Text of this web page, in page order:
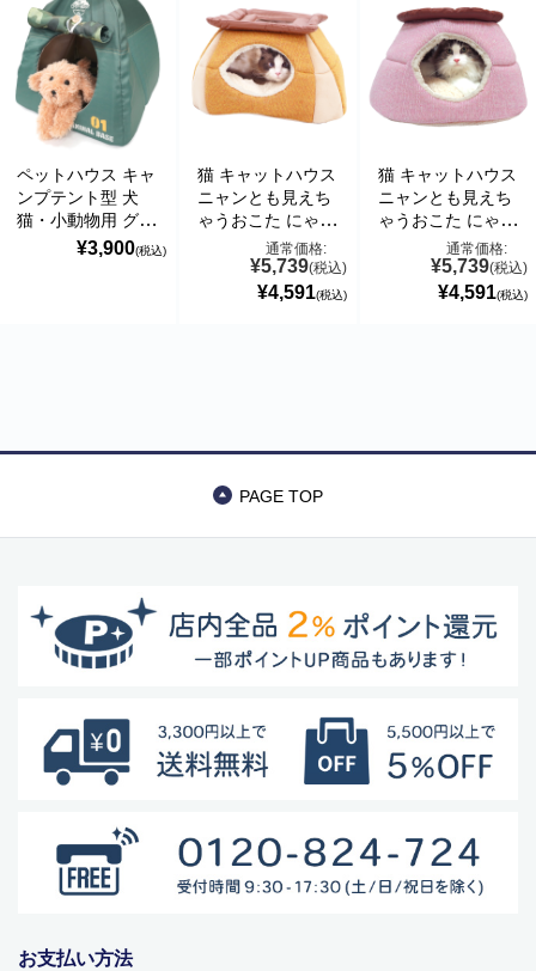
ペットハウス キャ
ンプテント型 犬
猫・小動物用 グリ
ーン おもしろ イ
¥3,900(税込)
猫 キャットハウス
ニャンとも見えち
ゃうおこた にゃん
角 ペッツルート
通常価格:
¥5,739(税込)
¥4,591(税込)
猫 キャットハウス
ニャンとも見えち
ゃうおこた にゃん
丸 ペッツルート
通常価格:
¥5,739(税込)
¥4,591(税込)
の偽のEメールが届くというお問い合わせが多数寄せられていま
す。当店で注文をしていないのにこのようなメールが届くなど、身
に覚えのない場合は、メールを開いたり、メール内のリンクをタッ
プしたり絶対にしないようご注意ください。なお、ご不明の場合
は、弊社またはヤマト運輸に直接お問い合わせください。〔 2024
年10月31日(木)〕
■**夏期休業日のお知らせ** 2024年8月14日(水)および8月15日(木)は
夏期休業日とさせていただきます。そのため、8月13日(火)14:00か
ら8月16日(金)14:00の間のご注文分の発送は、8月16日(金)となりま
す。ご了承のほどお願い申し上げます。
■Amaricoドッグフード グレインフリー成犬用（レッド）とグレイ
PAGE TOP
お支払い方法